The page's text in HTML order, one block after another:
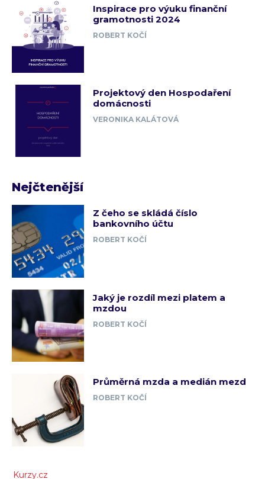
Inspirace pro výuku finanční
gramotnosti 2024
ROBERT KOČÍ
Projektový den Hospodaření
domácnosti
VERONIKA KALÁTOVÁ
Nejčtenější
Z čeho se skládá číslo
bankovního účtu
ROBERT KOČÍ
Jaký je rozdíl mezi platem a
mzdou
ROBERT KOČÍ
Průměrná mzda a medián mezd
ROBERT KOČÍ
Kurzy.cz